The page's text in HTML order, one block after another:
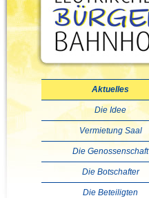
Aktuelles
Die Idee
Vermietung Saal
Die Genossenschaft
Die Botschafter
Die Beteiligten